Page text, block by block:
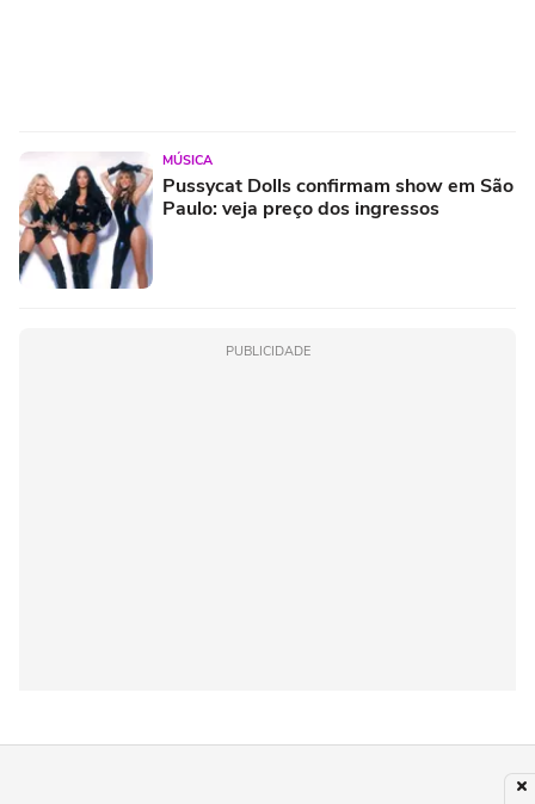
MÚSICA
Pussycat Dolls confirmam show em São
Paulo: veja preço dos ingressos
PUBLICIDADE